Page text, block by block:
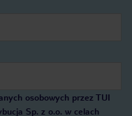
osobowych przez TUI
Sp. z o.o. w celach